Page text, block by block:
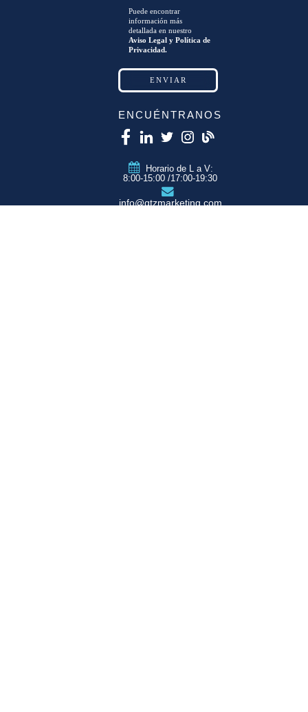
Puede encontrar
información más
detallada en nuestro
Aviso Legal y Política de
Privacidad.
ENCUÉNTRANOS
Horario de L a V:
8:00-15:00 /17:00-19:30
info@qtzmarketing.com